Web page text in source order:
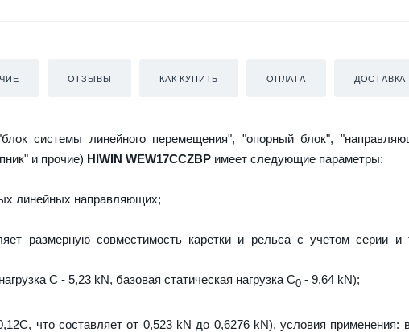
ОТЗЫВЫ КАК КУПИТЬ ОПЛАТА ДОСТАВКА
системы линейного перемещения", "опорный блок",
и прочие) HIWIN WEW17CCZBP имеет следующие параметры:
линейных направляющих;
размерную совместимость каретки и рельса с учетом серии и
C - 5,23 kN, базовая статическая нагрузка С0 - 9,64 kN);
что составляет от 0,523 kN до 0,6276 kN), условия применения: